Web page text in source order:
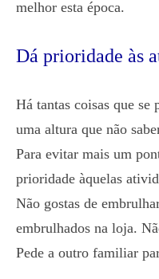
melhor esta época.
Dá prioridade às
Há tantas coisas que se
uma altura que não
Para evitar mais um
prioridade àquelas
Não gostas de
embrulhados na loja.
Pede a outro familiar